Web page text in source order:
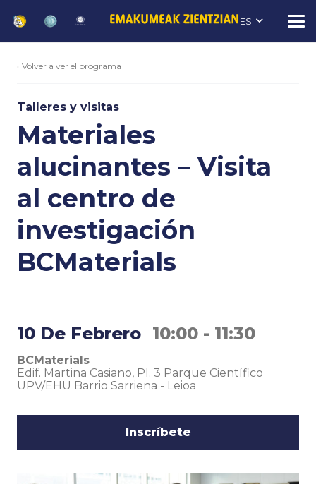
ES
‹ Volver a ver el programa
Talleres y visitas
Materiales
alucinantes – Visita
al centro de
investigación
BCMaterials
10 De Febrero 10:00 - 11:30
BCMaterials
Edif. Martina Casiano, Pl. 3 Parque Científico
UPV/EHU Barrio Sarriena - Leioa
Inscríbete